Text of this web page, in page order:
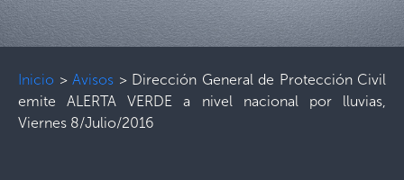
Inicio > Avisos > Dirección General de Protección Civil
emite ALERTA VERDE a nivel nacional por lluvias,
Viernes 8/Julio/2016